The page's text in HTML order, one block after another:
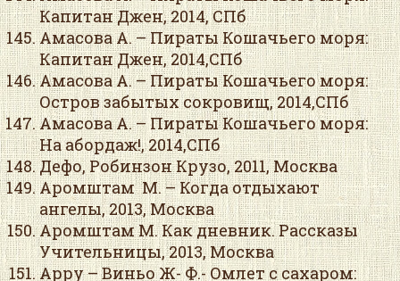
Капитан Джен, 2014, СПб
Амасова А. – Пираты Кошачьего моря:
Капитан Джен, 2014,СПб
Амасова А. – Пираты Кошачьего моря:
Остров забытых сокровищ, 2014,СПб
Амасова А. – Пираты Кошачьего моря:
На абордаж!, 2014,СПб
Дефо, Робинзон Крузо, 2011, Москва
Аромштам М. – Когда отдыхают
ангелы, 2013, Москва
Аромштам М. Как дневник. Рассказы
Учительницы, 2013, Москва
Арру – Виньо Ж- Ф.- Омлет с сахаром: